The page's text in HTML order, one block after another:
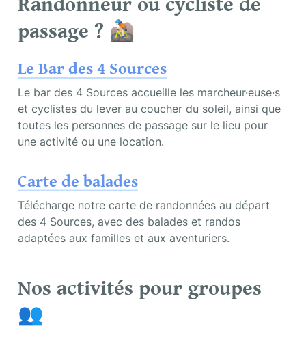
Randonneur ou cycliste de
passage ? 🚵🏻
Le Bar des 4 Sources
Le bar des 4 Sources accueille les marcheur·euse·s
et cyclistes du lever au coucher du soleil, ainsi que
toutes les personnes de passage sur le lieu pour
une activité ou une location.
Carte de balades
Télécharge notre carte de randonnées au départ
des 4 Sources, avec des balades et randos
adaptées aux familles et aux aventuriers.
Nos activités pour groupes
👥